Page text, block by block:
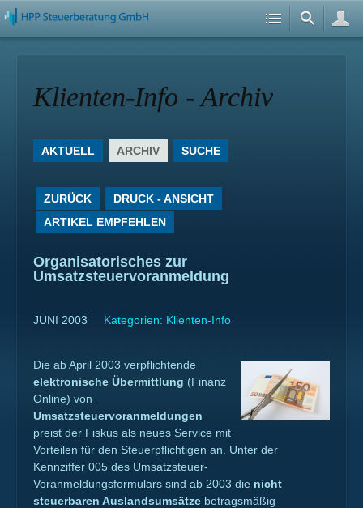
Klienten-Info - Archiv
AKTUELL ARCHIV SUCHE
ZURÜCK
DRUCK - ANSICHT
ARTIKEL EMPFEHLEN
Organisatorisches zur
Umsatzsteuervoranmeldung
JUNI 2003 Kategorien: Klienten-Info
Die ab April 2003 verpflichtende
elektronische Übermittlung (Finanz
Online) von
Umsatzsteuervoranmeldungen
preist der Fiskus als neues Service mit
Vorteilen für den Steuerpflichtigen an. Unter der
Kennziffer 005 des Umsatzsteuer-
Voranmeldungsformulars sind ab 2003 die nicht
steuerbaren Auslandsumsätze betragsmäßig